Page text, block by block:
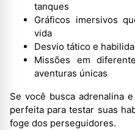
tanques
Gráficos imersivos
vida
Desvio tático e
Missões em
aventuras únicas
Se você busca adrenalina
perfeita para testar suas
foge dos perseguidores.